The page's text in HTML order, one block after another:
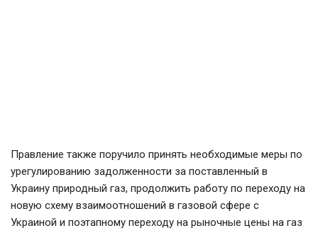
Правление также поручило принять необходимые меры по
урегулированию задолженности за поставленный в
Украину природный газ, продолжить работу по переходу на
новую схему взаимоотношений в газовой сфере с
Украиной и поэтапному переходу на рыночные цены на газ